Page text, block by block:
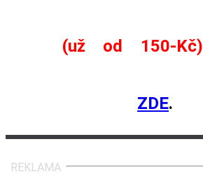
(už od 150-Kč)
ZDE.
REKLAMA